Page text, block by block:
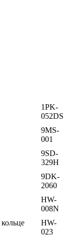
1PK-
052DS
9MS-
001
9SD-
329H
9DK-
2060
HW-
008N
HW-
023